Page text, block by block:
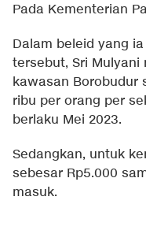
Pada Kementerian
Dalam beleid yang
tersebut, Sri
kawasan Borobudur
ribu per orang per
berlaku Mei 2023.
Sedangkan, untuk
sebesar Rp5.000
masuk.